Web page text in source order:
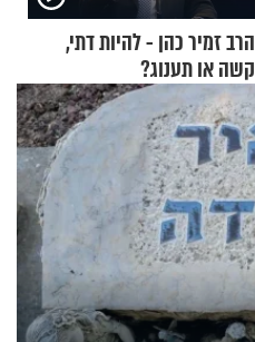
הרב זמיר כהן - להיות דתי,
קשה או תענוג?